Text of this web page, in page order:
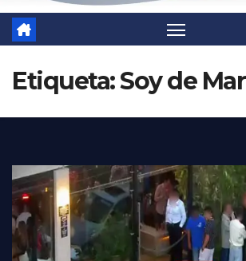
Etiqueta:Soy de Mar